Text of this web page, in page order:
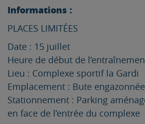
Informations :
PLACES LIMITÉES
Date : 15 juillet
Heure de début de
Lieu : Complexe sportif la Gardi
Emplacement : Bute
Stationnement : Parking
en face de l’entrée du complexe